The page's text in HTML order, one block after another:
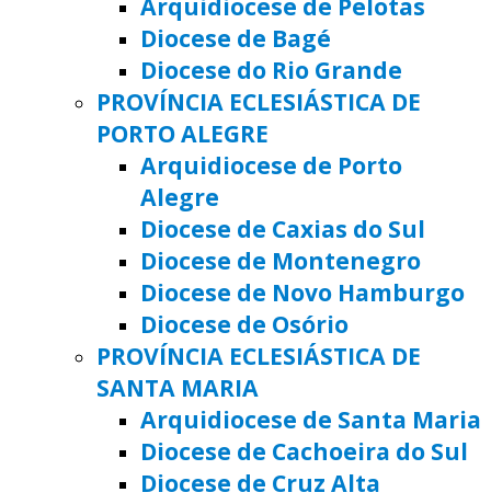
Diocese de Bagé
Diocese do Rio Grande
PROVÍNCIA ECLESIÁSTICA DE
PORTO ALEGRE
Arquidiocese de Porto
Alegre
Diocese de Caxias do Sul
Diocese de Montenegro
Diocese de Novo Hamburgo
Diocese de Osório
PROVÍNCIA ECLESIÁSTICA DE
SANTA MARIA
Arquidiocese de Santa Maria
Diocese de Cachoeira do Sul
Diocese de Cruz Alta